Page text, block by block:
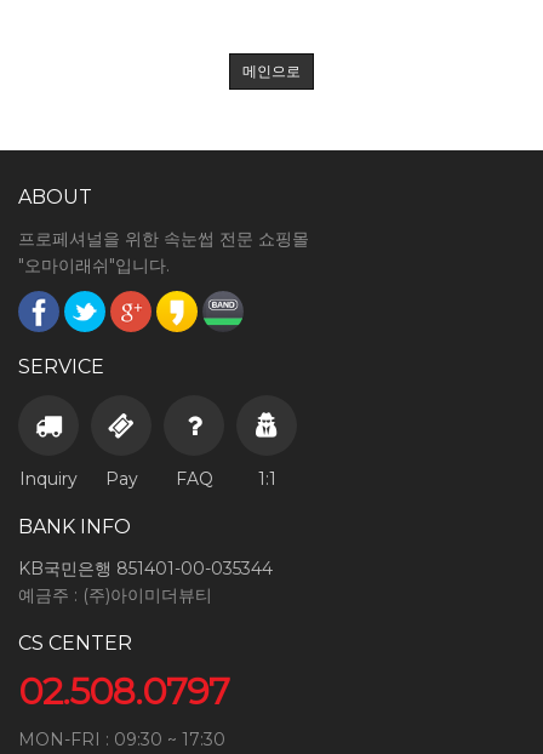
메인으로
ABOUT
프로페셔널을 위한 속눈썹 전문 쇼핑몰
"오마이래쉬"입니다.
SERVICE
Inquiry Pay FAQ 1:1
BANK INFO
KB국민은행 851401-00-035344
예금주 : (주)아이미더뷰티
CS CENTER
02.508.0797
MON-FRI : 09:30 ~ 17:30